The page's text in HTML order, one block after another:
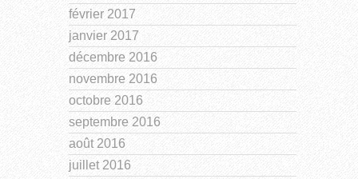
février 2017
janvier 2017
décembre 2016
novembre 2016
octobre 2016
septembre 2016
août 2016
juillet 2016